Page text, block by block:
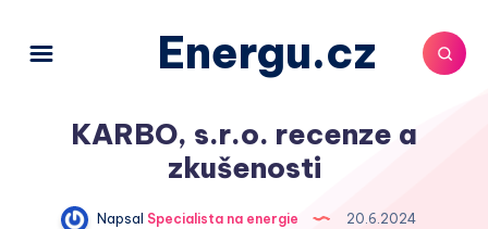
Energu.cz
KARBO, s.r.o. recenze a
zkušenosti
Napsal Specialista na energie
20.6.2024